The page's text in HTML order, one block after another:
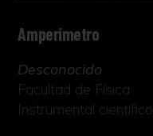
Amperímetro
Desconocido
Facultad de Física
Instrumental científico